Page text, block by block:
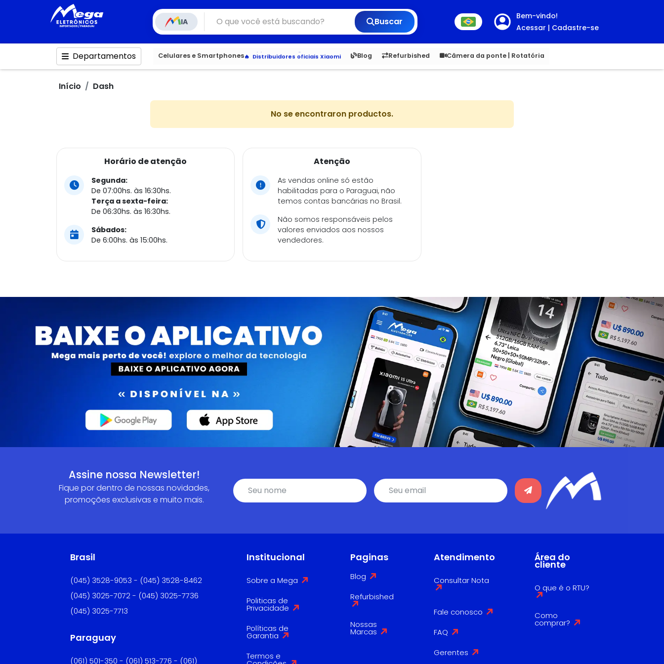
IA Buscar
Bem-vindo!
Acessar | Cadastre-se
Departamentos Celulares e Smartphones
Distribuidores oficiais Xiaomi
Blog Refurbished Câmera da ponte | Rotatória
6,050 5.23 1,900 1.00
Início Dash
No se encontraron productos.
Horário de atenção
Segunda:
De 07:00hs. às 16:30hs.
Terça a sexta-feira:
De 06:30hs. às 16:30hs.
Sábados:
De 6:00hs. às 15:00hs.
Atenção
As vendas online só estão
habilitadas para o Paraguai, não
temos contas bancárias no Brasil.
Não somos responsáveis pelos
valores enviados aos nossos
vendedores.
Assine nossa Newsletter!
Fique por dentro de nossas novidades,
promoções exclusivas e muito mais.
Brasil
(045) 3528-9053 - (045) 3528-8462
(045) 3025-7072 - (045) 3025-7736
(045) 3025-7713
Paraguay
(061) 501-350 - (061) 513-776 - (061)
Institucional
Sobre a Mega
Politicas de
Privacidade
Políticas de
Garantia
Termos e
Paginas
Blog
Refurbished
Nossas
Marcas
Atendimento
Consultar Nota
Fale conosco
FAQ
Gerentes
Área do
cliente
O que é o RTU?
Como
comprar?